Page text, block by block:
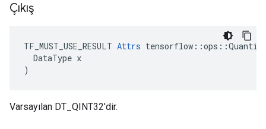
Çıkış
TF_MUST_USE_RESULT Attrs
  DataType x
)
Varsayılan DT_QINT32'dir.